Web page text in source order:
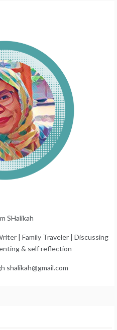
SHalikah
| Family Traveler | Discussing
& self reflection
shalikah@gmail.com